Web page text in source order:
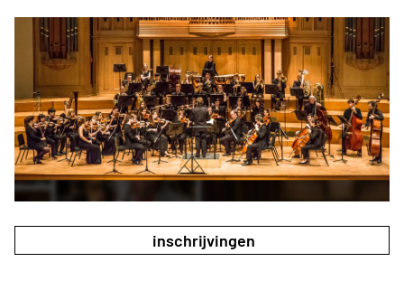
inschrijvingen